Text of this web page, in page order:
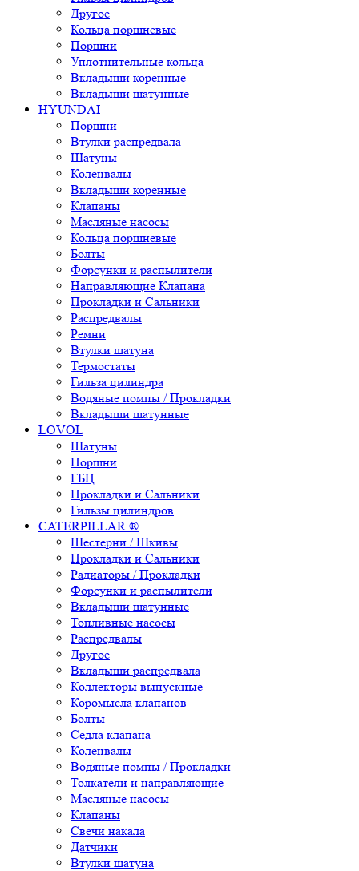
Другое
Кольца поршневые
Поршни
Уплотнительные кольца
Вкладыши коренные
Вкладыши шатунные
HYUNDAI
Поршни
Втулки распредвала
Шатуны
Коленвалы
Вкладыши коренные
Клапаны
Масляные насосы
Кольца поршневые
Болты
Форсунки и распылители
Направляющие Клапана
Прокладки и Сальники
Распредвалы
Ремни
Втулки шатуна
Термостаты
Гильза цилиндра
Водяные помпы / Прокладки
Вкладыши шатунные
LOVOL
Шатуны
Поршни
ГБЦ
Прокладки и Сальники
Гильзы цилиндров
CATERPILLAR ®
Шестерни / Шкивы
Прокладки и Сальники
Радиаторы / Прокладки
Форсунки и распылители
Вкладыши шатунные
Топливные насосы
Распредвалы
Другое
Вкладыши распредвала
Коллекторы выпускные
Коромысла клапанов
Болты
Седла клапана
Коленвалы
Водяные помпы / Прокладки
Толкатели и направляющие
Масляные насосы
Клапаны
Свечи накала
Датчики
Втулки шатуна